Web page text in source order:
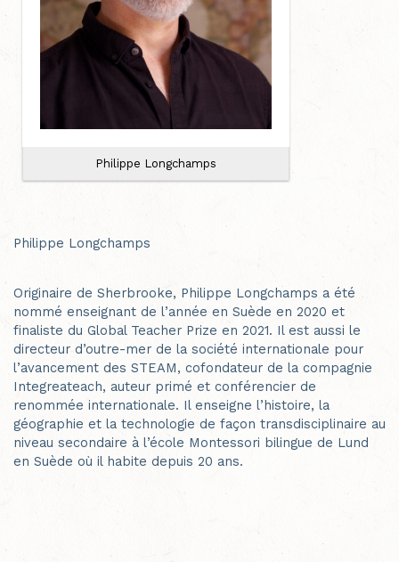
Philippe Longchamps
Philippe Longchamps
Originaire de Sherbrooke, Philippe Longchamps a été
nommé enseignant de l’année en Suède en 2020 et
finaliste du Global Teacher Prize en 2021. Il est aussi le
directeur d’outre-mer de la société internationale pour
l’avancement des STEAM, cofondateur de la compagnie
Integreateach, auteur primé et conférencier de
renommée internationale. Il enseigne l’histoire, la
géographie et la technologie de façon transdisciplinaire au
niveau secondaire à l’école Montessori bilingue de Lund
en Suède où il habite depuis 20 ans.